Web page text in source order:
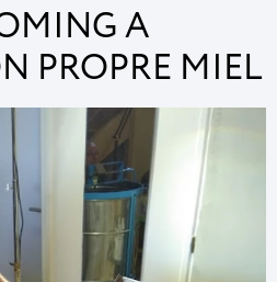
A
PROPRE MIEL